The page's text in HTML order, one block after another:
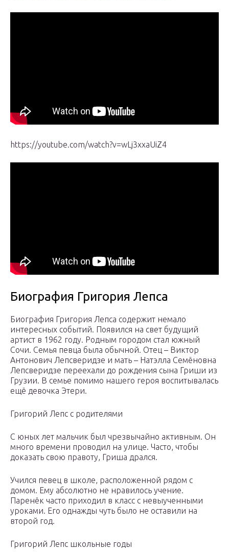
https://youtube.com/watch?v=wLj3xxaUiZ4
Биография Григория Лепса
Биография Григория Лепса содержит немало
интересных событий. Появился на свет будущий
артист в 1962 году. Родным городом стал южный
Сочи. Семья певца была обычной. Отец – Виктор
Антонович Лепсверидзе и мать – Натэлла Семёновна
Лепсверидзе переехали до рождения сына Гриши из
Грузии. В семье помимо нашего героя воспитывалась
ещё девочка Этери.
Григорий Лепс с родителями
С юных лет мальчик был чрезвычайно активным. Он
много времени проводил на улице. Часто, чтобы
доказать свою правоту, Гриша дрался.
Учился певец в школе, расположенной рядом с
домом. Ему абсолютно не нравилось учение.
Паренёк часто приходил в класс с невыученными
уроками. Его однажды чуть было не оставили на
второй год.
Григорий Лепс школьные годы